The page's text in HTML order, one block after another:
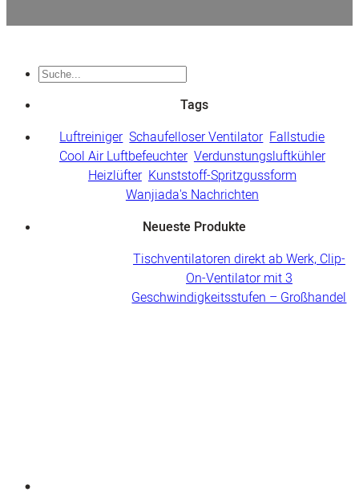
Tags
Luftreiniger Schaufelloser Ventilator Fallstudie
Cool Air Luftbefeuchter Verdunstungsluftkühler
Heizlüfter Kunststoff-Spritzgussform
Wanjiada's Nachrichten
Neueste Produkte
Tischventilatoren direkt ab Werk, Clip-
On-Ventilator mit 3
Geschwindigkeitsstufen – Großhandel